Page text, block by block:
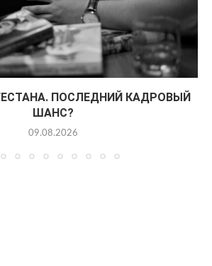
ПОСЛЕДНИЙ КАДРОВЫЙ
ШАНС?
09.08.2026